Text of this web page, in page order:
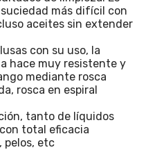
más difícil con
aceites sin extender
con su uso, la
hace muy resistente y
mediante rosca
rosca en espiral
tanto de líquidos
total eficacia
pelos, etc